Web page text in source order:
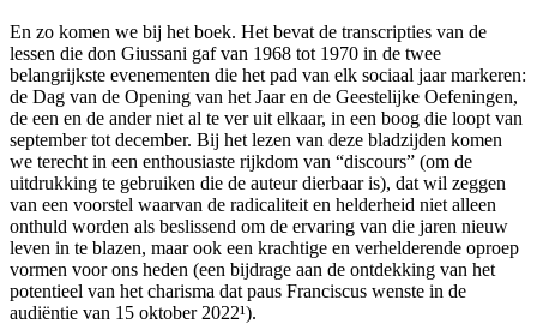
En zo komen we bij het boek. Het bevat de transcripties van de
lessen die don Giussani gaf van 1968 tot 1970 in de twee
belangrijkste evenementen die het pad van elk sociaal jaar markeren:
de Dag van de Opening van het Jaar en de Geestelijke Oefeningen,
de een en de ander niet al te ver uit elkaar, in een boog die loopt van
september tot december. Bij het lezen van deze bladzijden komen
we terecht in een enthousiaste rijkdom van “discours” (om de
uitdrukking te gebruiken die de auteur dierbaar is), dat wil zeggen
van een voorstel waarvan de radicaliteit en helderheid niet alleen
onthuld worden als beslissend om de ervaring van die jaren nieuw
leven in te blazen, maar ook een krachtige en verhelderende oproep
vormen voor ons heden (een bijdrage aan de ontdekking van het
potentieel van het charisma dat paus Franciscus wenste in de
audiëntie van 15 oktober 2022¹).